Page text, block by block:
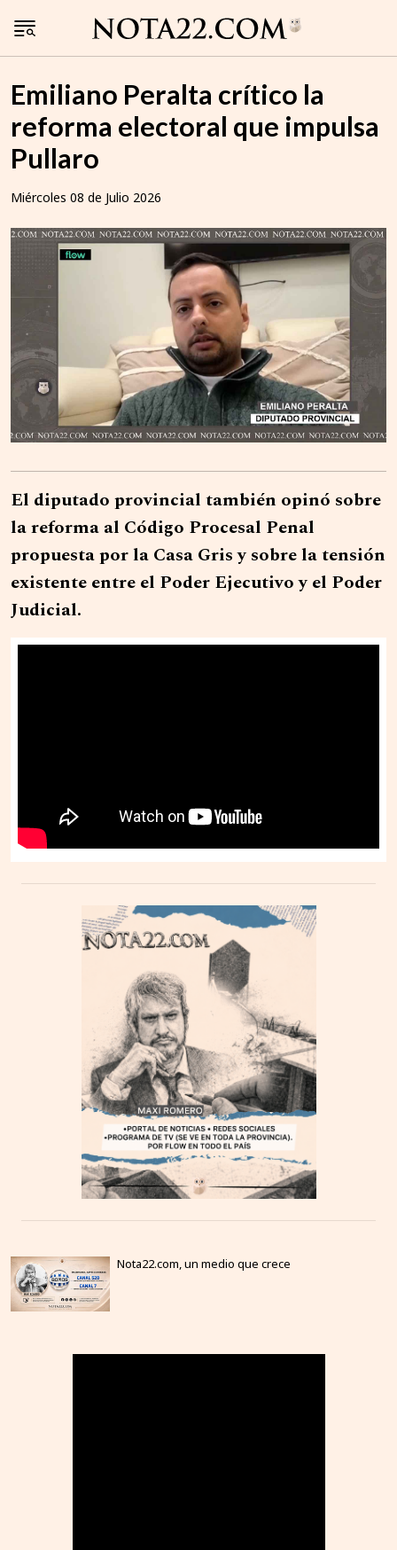
Emiliano Peralta crítico la
reforma electoral que impulsa
Pullaro
Miércoles 08 de Julio 2026
El diputado provincial también opinó sobre
la reforma al Código Procesal Penal
propuesta por la Casa Gris y sobre la tensión
existente entre el Poder Ejecutivo y el Poder
Judicial.
Nota22.com, un medio que crece